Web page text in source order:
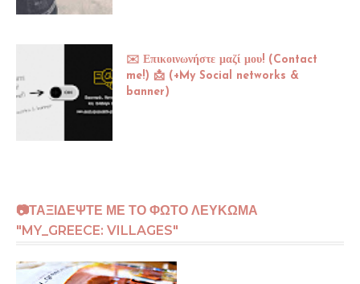
✉️ Επικοινωνήστε μαζί μου! (Contact
me!) 📩 (+My Social networks &
banner)
📷ΤΑΞΙΔΕΨΤΕ ΜΕ ΤΟ ΦΩΤΟ ΛΕΥΚΩΜΑ
"MY_GREECE: VILLAGES"